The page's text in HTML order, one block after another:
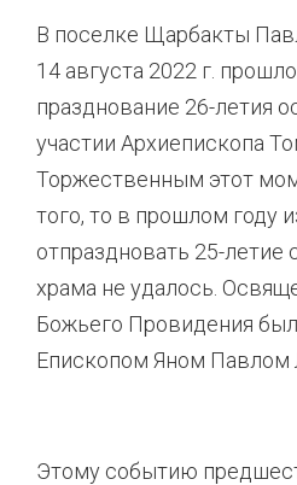
В поселке Щарбакты
14 августа 2022 г.
празднование 26-летия
участии Архиепископа
Торжественным этот
того, то в прошлом году
отпраздновать 25-летие
храма не удалось.
Божьего Провидения был
Епископом Яном Павлом
Этому событию